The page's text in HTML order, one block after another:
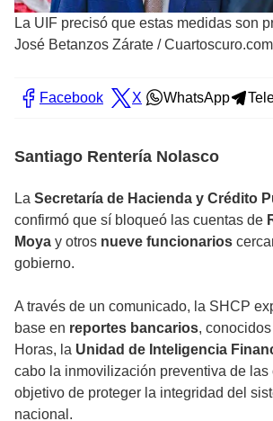
La UIF precisó que estas medidas son
José Betanzos Zárate / Cuartoscuro.com
Facebook X WhatsApp
Santiago Rentería Nolasco
La Secretaría de Hacienda y Crédito
confirmó que sí bloqueó las cuentas de
Moya y otros nueve funcionarios
gobierno.
A través de un comunicado, la SHCP
base en reportes bancarios,
Horas, la Unidad de Inteligencia
cabo la inmovilización preventiva de las
objetivo de proteger la integridad del
nacional.